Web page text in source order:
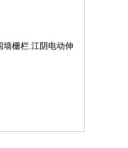
墙栅栏.江阴电动伸